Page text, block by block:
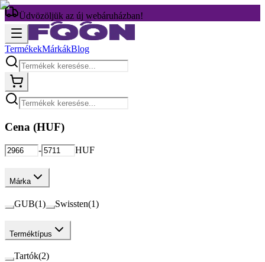
Üdvözöljük az új webáruházban!
TermékekMárkákBlog
Cena (HUF)
- HUF
Márka
GUB(1) Swissten(1)
Terméktípus
Tartók(2)